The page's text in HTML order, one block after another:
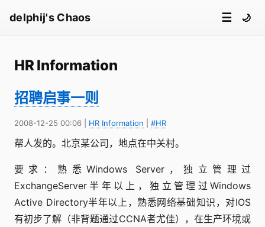
delphij's Chaos ☰ 🌙
HR Information
招聘启事一则
2008-12-25 00:06 HR Information #HR
帮人发的。北京某公司，地点在中关村。
要求：熟悉Windows Server，独立管理过
ExchangeServer半年以上，独立管理过Windows
Active Directory半年以上，熟悉网络基础知识，对IOS
有初步了解（非背题通过CCNA者尤佳），在生产环境或